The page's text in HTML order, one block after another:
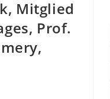
Mitglied
Prof.